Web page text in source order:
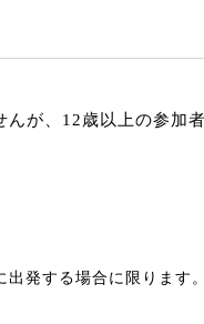
が、12歳以上の参加
出発する場合に限ります。